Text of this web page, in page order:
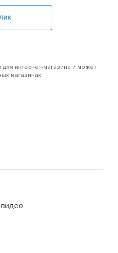
для интернет-магазина и может
магазинах